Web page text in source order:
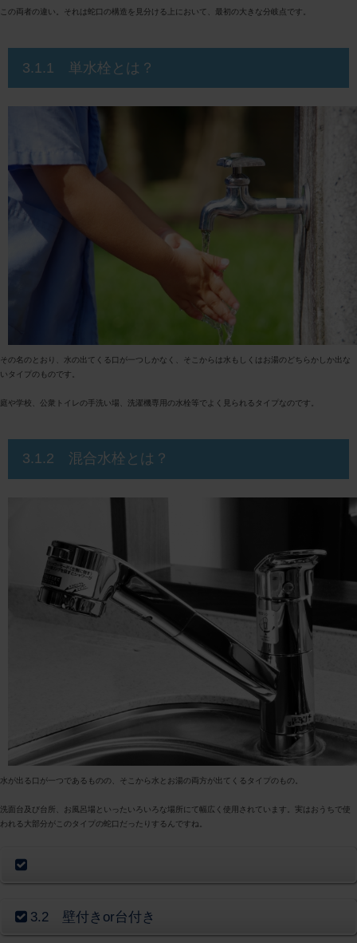
この両者の違い。それは蛇口の構造を見分ける上において、最初の大きな分岐点です。
3.1.1 単水栓とは？
その名のとおり、水の出てくる口が一つしかなく、そこからは水もしくはお湯のどちらかしか出な
いタイプのものです。
庭や学校、公衆トイレの手洗い場、洗濯機専用の水栓等でよく見られるタイプなのです。
3.1.2 混合水栓とは？
水が出る口が一つであるものの、そこから水とお湯の両方が出てくるタイプのもの。
洗面台及び台所、お風呂場といったいろいろな場所にて幅広く使用されています。実はおうちで使
われる大部分がこのタイプの蛇口だったりするんですね。
3.2 壁付きor台付き